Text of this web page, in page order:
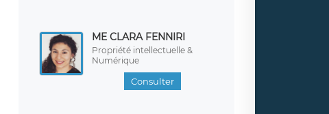
ME CLARA FENNIRI
Propriété intellectuelle &
Numérique
Consulter